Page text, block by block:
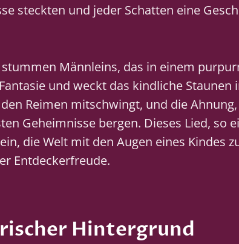
steckten und jeder Schatten eine
Männleins, das in einem
und weckt das kindliche Staunen
Reimen mitschwingt, und die
Geheimnisse bergen. Dieses Lied, so
die Welt mit den Augen eines Kindes
Entdeckerfreude.
Hintergrund